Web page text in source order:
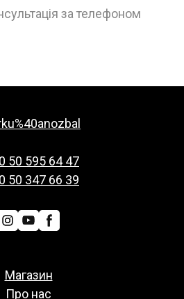
за телефоном
50 595 64 47
50 347 66 39
Магазин
Про нас